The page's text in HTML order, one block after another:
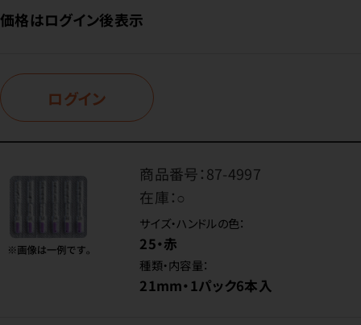
価格はログイン後表示
ログイン
商品番号：87-4997
在庫：○
サイズ・ハンドルの色：
25・赤
種類・内容量：
21mm・1パック6本入